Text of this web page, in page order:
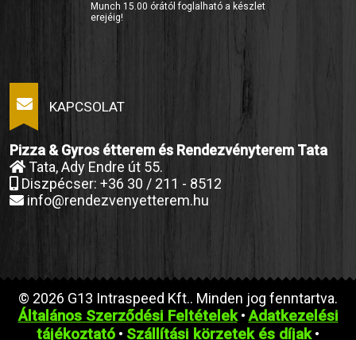
Munch 15.00 órától foglalható a készlet
erejéig!
KAPCSOLAT
Pizza & Gyros étterem és Rendezvényterem Tata
Tata, Ady Endre út 55.
Diszpécser: +36 30 / 211 - 8512
info@rendezvenyetterem.hu
© 2026 G13 Intraspeed Kft.. Minden jog fenntartva.
Általános Szerződési Feltételek•Adatkezelési
tájékoztató • Szállítási körzetek és díjak•